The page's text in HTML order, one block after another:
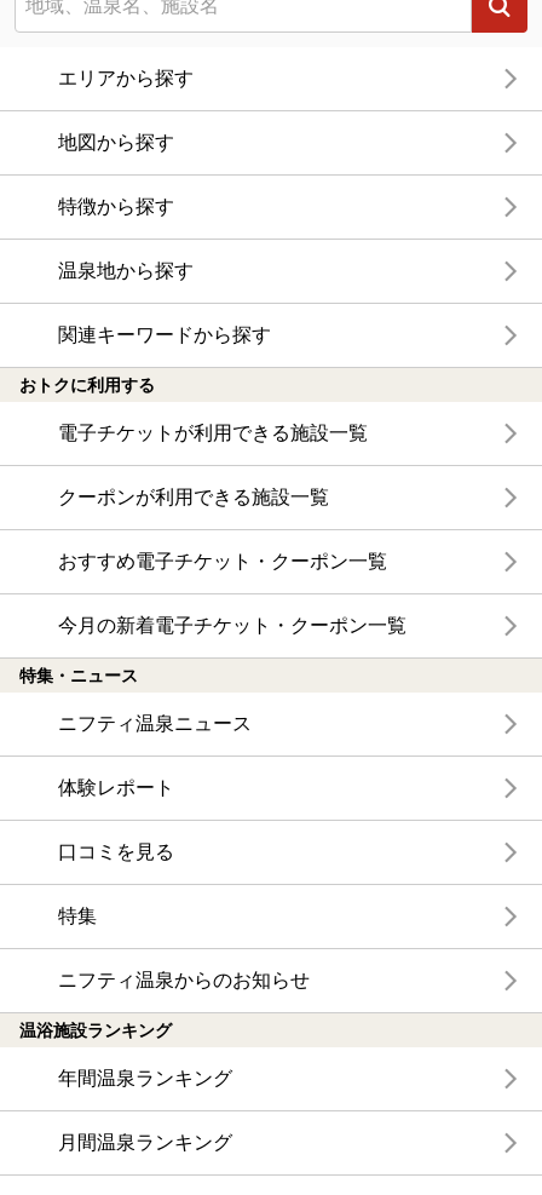
エリアから探す
地図から探す
特徴から探す
温泉地から探す
関連キーワードから探す
おトクに利用する
電子チケットが利用できる施設一覧
クーポンが利用できる施設一覧
おすすめ電子チケット・クーポン一覧
今月の新着電子チケット・クーポン一覧
特集・ニュース
ニフティ温泉ニュース
体験レポート
口コミを見る
特集
ニフティ温泉からのお知らせ
温浴施設ランキング
年間温泉ランキング
月間温泉ランキング